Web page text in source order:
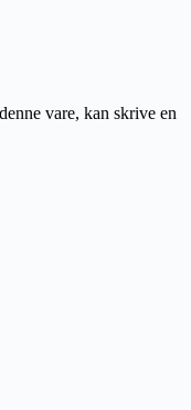
vare, kan skrive en